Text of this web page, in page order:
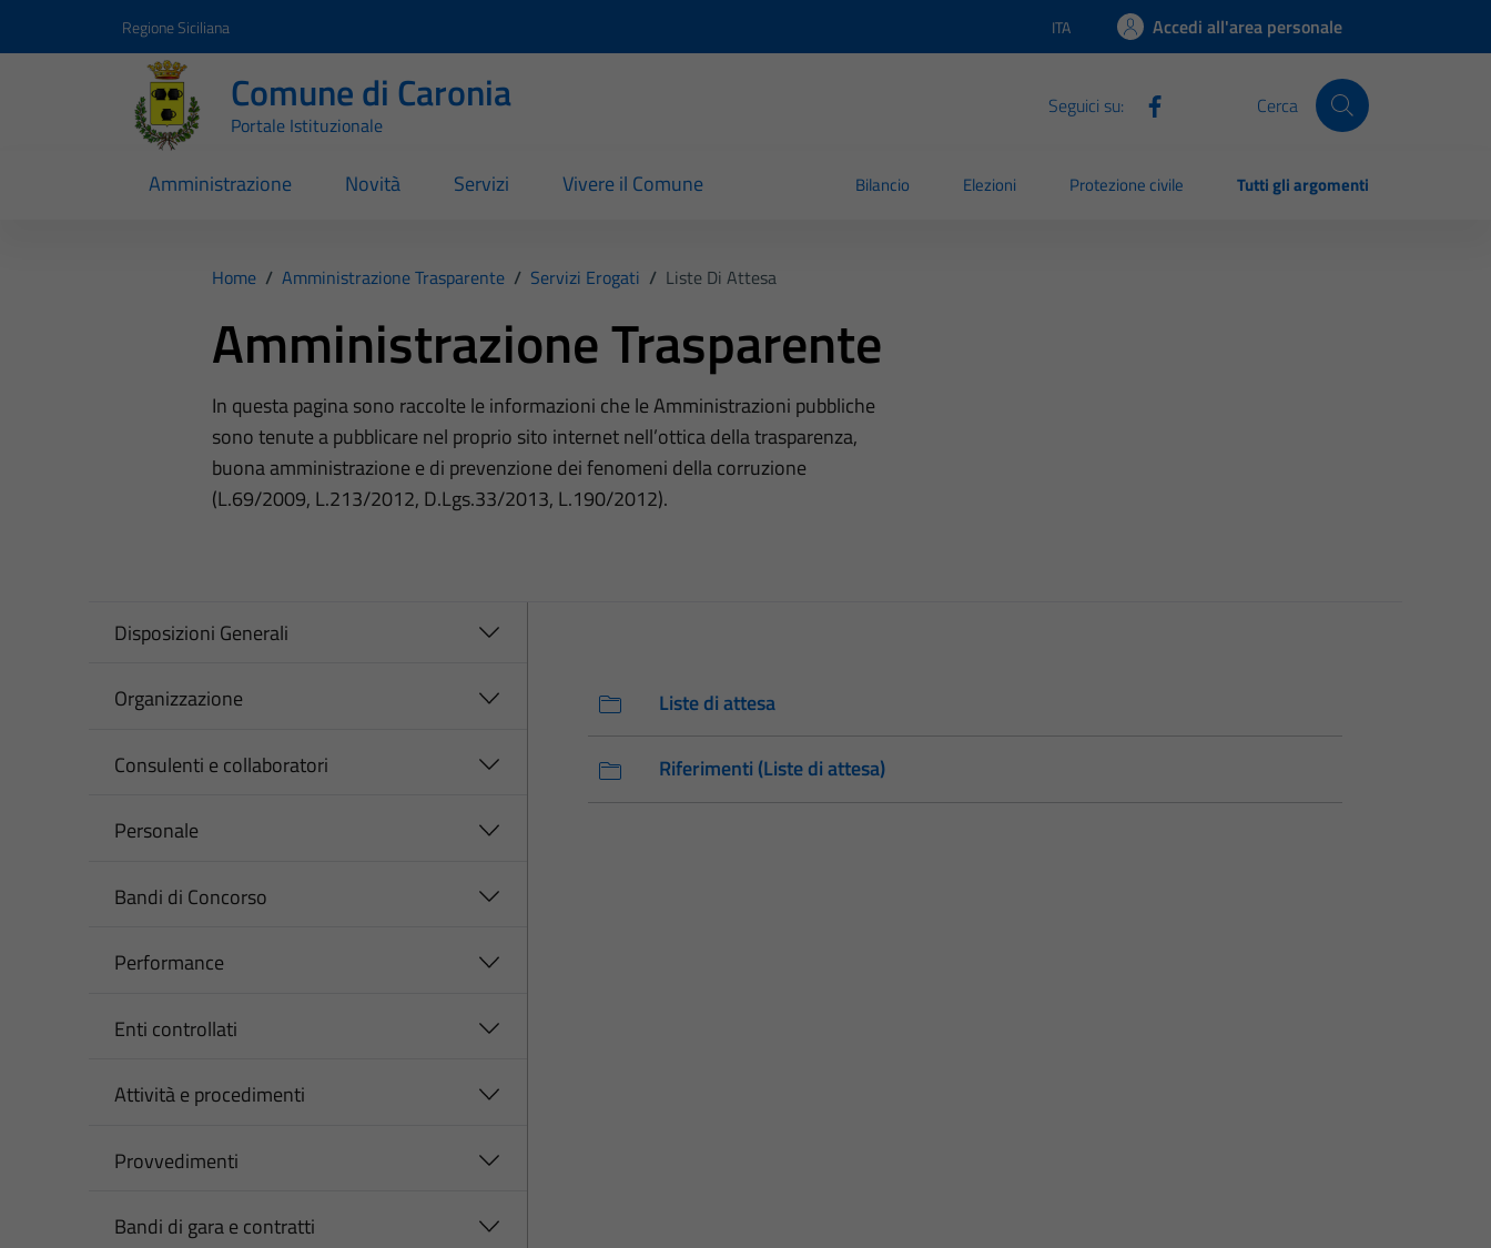
Regione Siciliana Lingua attiva:
ITA Accedi all'area personale
Comune di Caronia
Portale Istituzionale
Seguici su: Cerca
Amministrazione Novità Servizi Vivere il Comune Bilancio Elezioni Protezione civile Tutti gli argomenti
Home / Amministrazione Trasparente / Servizi Erogati / Liste Di Attesa
Amministrazione Trasparente
In questa pagina sono raccolte le informazioni che le Amministrazioni pubbliche
sono tenute a pubblicare nel proprio sito internet nell’ottica della trasparenza,
buona amministrazione e di prevenzione dei fenomeni della corruzione
(L.69/2009, L.213/2012, D.Lgs.33/2013, L.190/2012).
Disposizioni Generali
Organizzazione
Consulenti e collaboratori
Personale
Bandi di Concorso
Performance
Enti controllati
Attività e procedimenti
Provvedimenti
Bandi di gara e contratti
Liste di attesa
Riferimenti (Liste di attesa)